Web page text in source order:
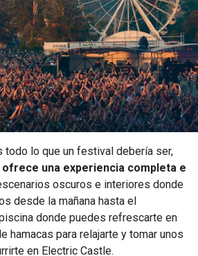
todo lo que un festival debería ser,
ofrece una experiencia completa e
oscuros e interiores donde
desde la mañana hasta el
donde puedes refrescarte en
hamacas para relajarte y tomar unos
en Electric Castle.